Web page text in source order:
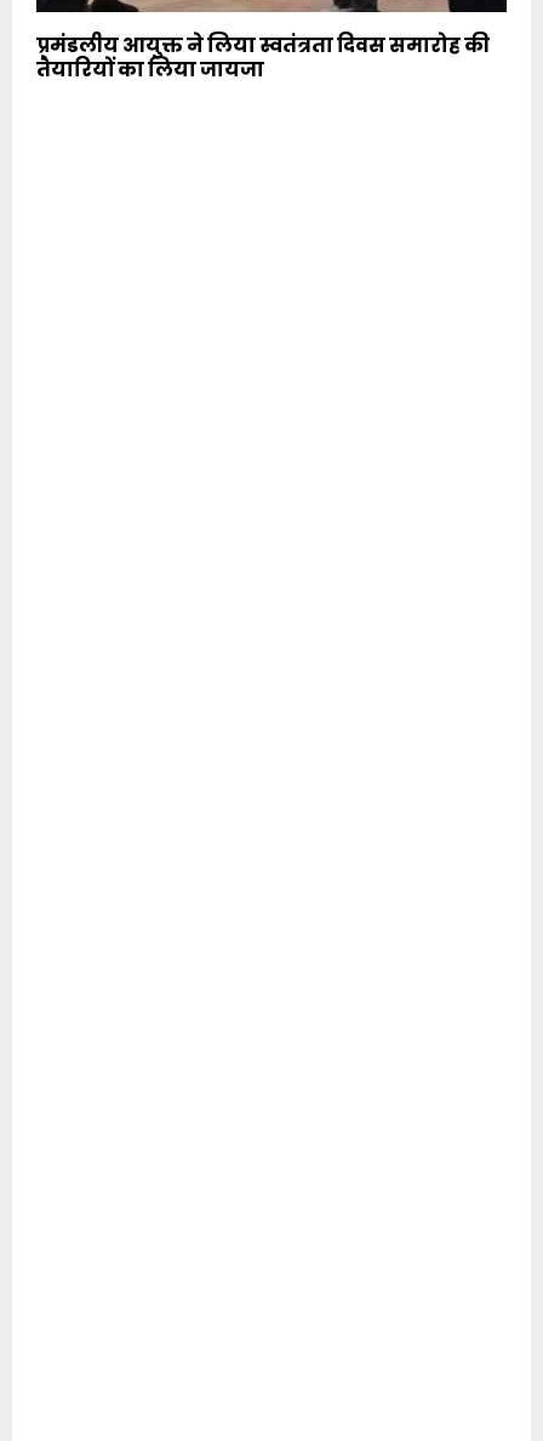
प्रमंडलीय आयुक्त ने लिया स्वतंत्रता दिवस समारोह की
तैयारियों का लिया जायजा